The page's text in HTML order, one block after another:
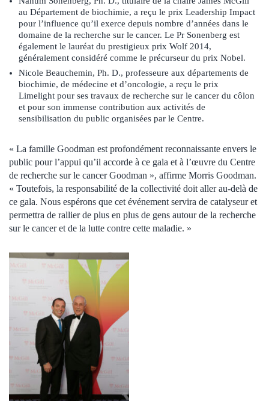
au Département de biochimie, a reçu le prix Leadership Impact
pour l’influence qu’il exerce depuis nombre d’années dans le
domaine de la recherche sur le cancer. Le Pr Sonenberg est
également le lauréat du prestigieux prix Wolf 2014,
généralement considéré comme le précurseur du prix Nobel.
Nicole Beauchemin, Ph. D., professeure aux départements de
biochimie, de médecine et d’oncologie, a reçu le prix
Limelight pour ses travaux de recherche sur le cancer du côlon
et pour son immense contribution aux activités de
sensibilisation du public organisées par le Centre.
« La famille Goodman est profondément reconnaissante envers le
public pour l’appui qu’il accorde à ce gala et à l’œuvre du Centre
de recherche sur le cancer Goodman », affirme Morris Goodman.
« Toutefois, la responsabilité de la collectivité doit aller au-delà de
ce gala. Nous espérons que cet événement servira de catalyseur et
permettra de rallier de plus en plus de gens autour de la recherche
sur le cancer et de la lutte contre cette maladie. »